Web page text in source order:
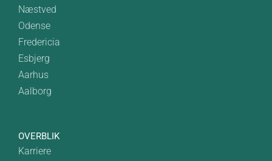
Næstved
Odense
Fredericia
Esbjerg
Aarhus
Aalborg
OVERBLIK
Karriere